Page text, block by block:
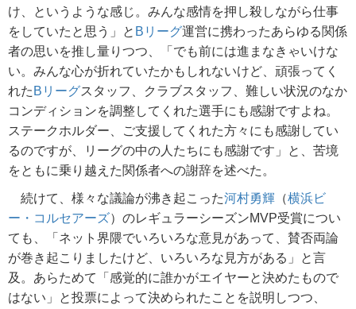
け、というような感じ。みんな感情を押し殺しながら仕事
をしていたと思う」と Bリーグ運営に携わったあらゆる関係
者の思いを推し量りつつ、「でも前には進まなきゃいけな
い。みんな心が折れていたかもしれないけど、頑張ってく
れた Bリーグスタッフ、クラブスタッフ、難しい状況のなか
コンディションを調整してくれた選手にも感謝ですよね。
ステークホルダー、ご支援してくれた方々にも感謝してい
るのですが、リーグの中の人たちにも感謝です」と、苦境
をともに乗り越えた関係者への謝辞を述べた。
続けて、様々な議論が沸き起こった河村勇輝 （横浜ビ
ー・コルセアーズ）のレギュラーシーズンMVP受賞につい
ても、「ネット界隈でいろいろな意見があって、賛否両論
が巻き起こりましたけど、いろいろな見方がある」と言
及。あらためて「感覚的に誰かがエイヤーと決めたもので
はない」と投票によって決められたことを説明しつつ、